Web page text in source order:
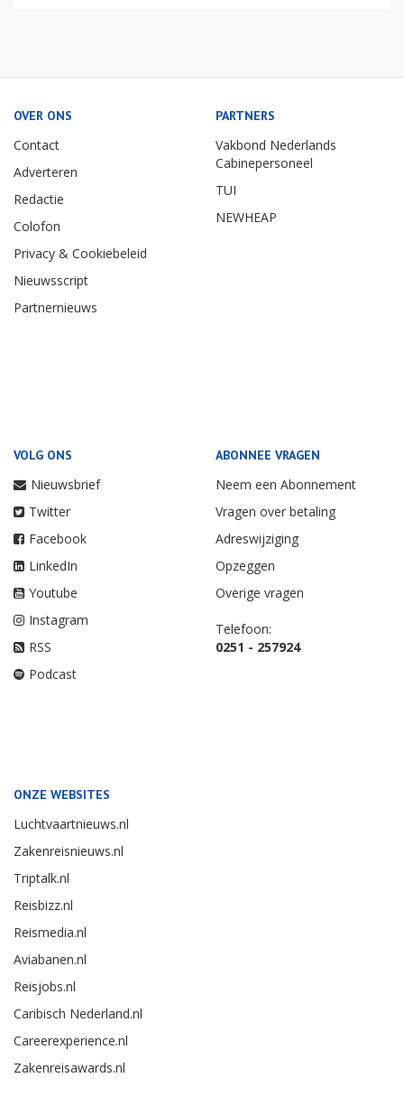
OVER ONS
Contact
Adverteren
Redactie
Colofon
Privacy & Cookiebeleid
Nieuwsscript
Partnernieuws
PARTNERS
Vakbond Nederlands
Cabinepersoneel
TUI
NEWHEAP
VOLG ONS
Nieuwsbrief
Twitter
Facebook
LinkedIn
Youtube
Instagram
RSS
Podcast
ABONNEE VRAGEN
Neem een Abonnement
Vragen over betaling
Adreswijziging
Opzeggen
Overige vragen
Telefoon:
0251 - 257924
ONZE WEBSITES
Luchtvaartnieuws.nl
Zakenreisnieuws.nl
Triptalk.nl
Reisbizz.nl
Reismedia.nl
Aviabanen.nl
Reisjobs.nl
Caribisch Nederland.nl
Careerexperience.nl
Zakenreisawards.nl